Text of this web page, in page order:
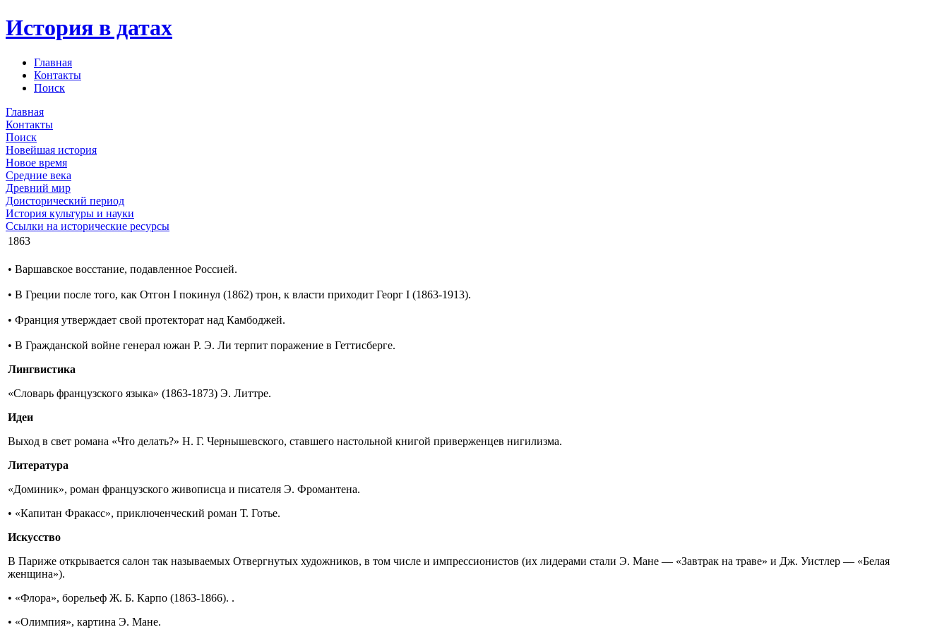
История в датах
Главная
Контакты
Поиск
Главная
Контакты
Поиск
Новейшая история
Новое время
Средние века
Древний мир
Доисторический период
История культуры и науки
Ссылки на исторические ресурсы
1863
• Варшавское восстание, подавленное Россией.
• В Греции после того, как Отгон I покинул (1862) трон, к власти приходит Георг I (1863-1913).
• Франция утверждает свой протекторат над Камбоджей.
• В Гражданской войне генерал южан Р. Э. Ли терпит поражение в Геттисберге.
Лингвистика
«Словарь французского языка» (1863-1873) Э. Литтре.
Идеи
Выход в свет романа «Что делать?» Н. Г. Чернышевского, ставшего настольной книгой приверженцев нигилизма.
Литература
«Доминик», роман французского живописца и писателя Э. Фромантена.
• «Капитан Фракасс», приключенческий роман Т. Готье.
Искусство
В Париже открывается салон так называемых Отвергнутых художников, в том числе и импрессионистов (их лидерами стали Э. Мане — «Завтрак на траве» и Дж. Уистлер — «Белая
женщина»).
• «Флора», борельеф Ж. Б. Карпо (1863-1866). .
• «Олимпия», картина Э. Мане.